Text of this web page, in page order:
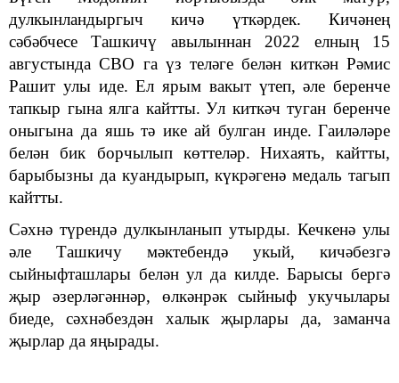
дулкынландыргыч кичә үткәрдек. Кичәнең
сәбәбчесе Ташкичү авылыннан 2022 елның 15
августында СВО га үз теләге белән киткән Рәмис
Рашит улы иде. Ел ярым вакыт үтеп, әле беренче
тапкыр гына ялга кайтты. Ул киткәч туган беренче
оныгына да яшь тә ике ай булган инде. Гаиләләре
белән бик борчылып көттеләр. Нихаять, кайтты,
барыбызны да куандырып, күкрәгенә медаль тагып
кайтты.
Сәхнә түрендә дулкынланып утырды. Кечкенә улы
әле Ташкичу мәктебендә укый, кичәбезгә
сыйныфташлары белән ул да килде. Барысы бергә
җыр әзерләгәннәр, өлкәнрәк сыйныф укучылары
биеде, сәхнәбездән халык җырлары да, заманча
җырлар да яңырады.